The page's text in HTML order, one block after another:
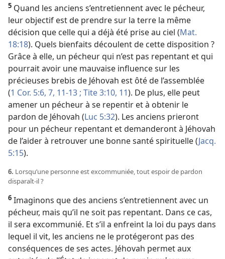
5 Quand les anciens s’entretiennent avec le pécheur,
leur objectif est de prendre sur la terre la même
décision que celle qui a déjà été prise au ciel (Mat.
18:18). Quels bienfaits découlent de cette disposition ?
Grâce à elle, un pécheur qui n’est pas repentant et qui
pourrait avoir une mauvaise influence sur les
précieuses brebis de Jéhovah est ôté de l’assemblée
(1 Cor. 5:6, 7, 11-13 ; Tite 3:10, 11). De plus, elle peut
amener un pécheur à se repentir et à obtenir le
pardon de Jéhovah (Luc 5:32). Les anciens prieront
pour un pécheur repentant et demanderont à Jéhovah
de l’aider à retrouver une bonne santé spirituelle (Jacq.
5:15).
6. Lorsqu’une personne est excommuniée, tout espoir de pardon
disparaît-​il ?
6 Imaginons que des anciens s’entretiennent avec un
pécheur, mais qu’il ne soit pas repentant. Dans ce cas,
il sera excommunié. Et s’il a enfreint la loi du pays dans
lequel il vit, les anciens ne le protégeront pas des
conséquences de ses actes. Jéhovah permet aux